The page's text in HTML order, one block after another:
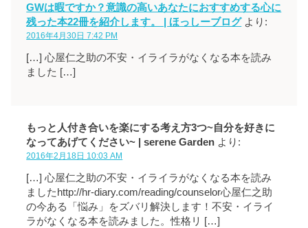
GWは暇ですか？意識の高いあなたにおすすめする心に
残った本22冊を紹介します。 | ほっしーブログ より:
2016年4月30日 7:42 PM
[…] 心屋仁之助の不安・イライラがなくなる本を読み
ました […]
もっと人付き合いを楽にする考え方3つ~自分を好きに
なってあげてください~ | serene Garden より:
2016年2月18日 10:03 AM
[…] 心屋仁之助の不安・イライラがなくなる本を読み
ましたhttp://hr-diary.com/reading/counselor心屋仁之助
の今ある「悩み」をズバリ解決します！不安・イライ
ラがなくなる本を読みました。性格リ […]